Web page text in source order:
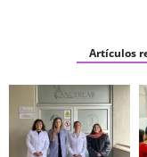
Artículos